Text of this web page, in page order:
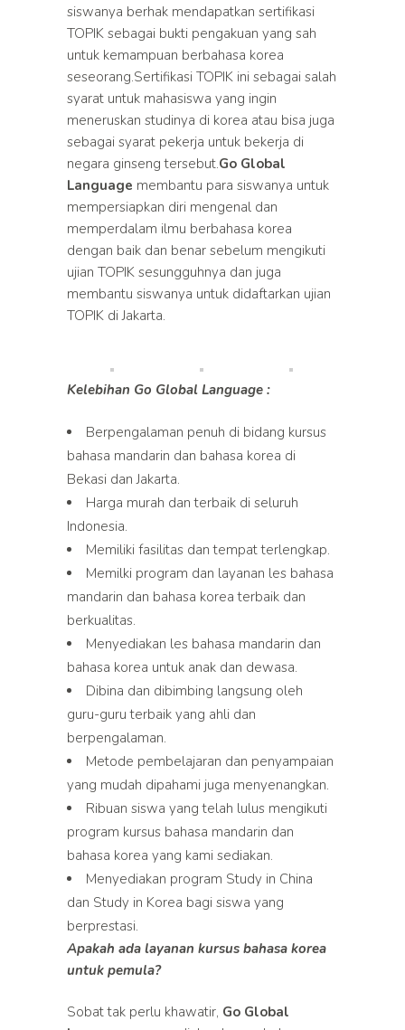
siswanya berhak mendapatkan sertifikasi
TOPIK sebagai bukti pengakuan yang sah
untuk kemampuan berbahasa korea
seseorang.Sertifikasi TOPIK ini sebagai salah
syarat untuk mahasiswa yang ingin
meneruskan studinya di korea atau bisa juga
sebagai syarat pekerja untuk bekerja di
negara ginseng tersebut.Go Global
Language membantu para siswanya untuk
mempersiapkan diri mengenal dan
memperdalam ilmu berbahasa korea
dengan baik dan benar sebelum mengikuti
ujian TOPIK sesungguhnya dan juga
membantu siswanya untuk didaftarkan ujian
TOPIK di Jakarta.
Kelebihan Go Global Language :
Berpengalaman penuh di bidang kursus
bahasa mandarin dan bahasa korea di
Bekasi dan Jakarta.
Harga murah dan terbaik di seluruh
Indonesia.
Memiliki fasilitas dan tempat terlengkap.
Memilki program dan layanan les bahasa
mandarin dan bahasa korea terbaik dan
berkualitas.
Menyediakan les bahasa mandarin dan
bahasa korea untuk anak dan dewasa.
Dibina dan dibimbing langsung oleh
guru-guru terbaik yang ahli dan
berpengalaman.
Metode pembelajaran dan penyampaian
yang mudah dipahami juga menyenangkan.
Ribuan siswa yang telah lulus mengikuti
program kursus bahasa mandarin dan
bahasa korea yang kami sediakan.
Menyediakan program Study in China
dan Study in Korea bagi siswa yang
berprestasi.
Apakah ada layanan kursus bahasa korea
untuk pemula?
Sobat tak perlu khawatir, Go Global